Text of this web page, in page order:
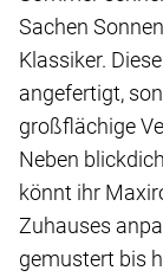
Sachen
Klassiker.
angefertigt,
großflächige
Neben
könnt ihr
Zuhauses
gemustert bis